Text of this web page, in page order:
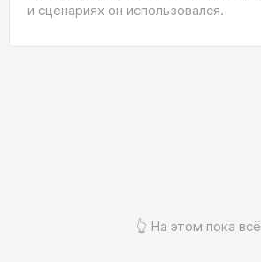
и сценариях он использовался.
👆 На этом пока всё